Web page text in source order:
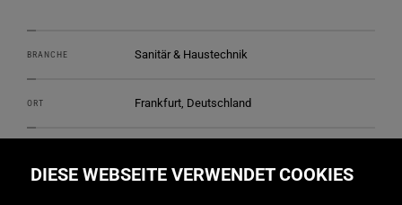
BRANCHE Sanitär & Haustechnik
ORT Frankfurt, Deutschland
DIESE WEBSEITE VERWENDET COOKIES